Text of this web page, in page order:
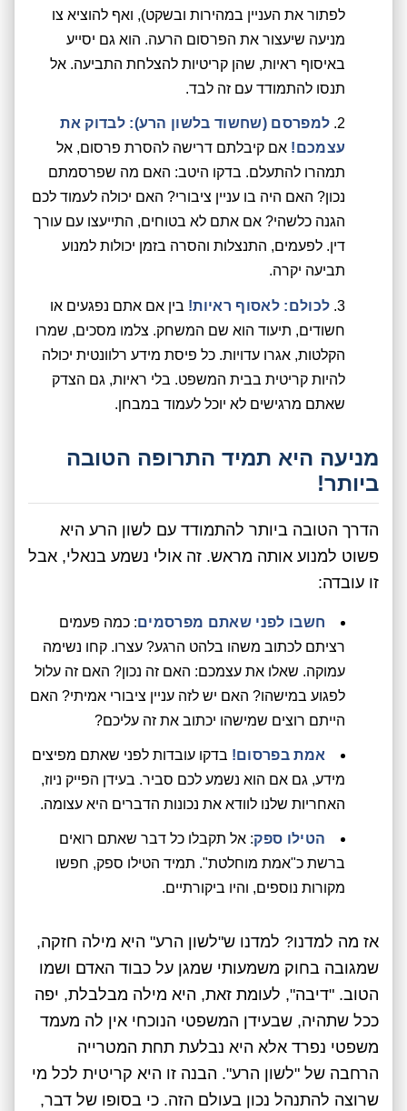
לפתור את העניין במהירות ובשקט), ואף להוציא צו
מניעה שיעצור את הפרסום הרעה. הוא גם יסייע
באיסוף ראיות, שהן קריטיות להצלחת התביעה. אל
תנסו להתמודד עם זה לבד.
למפרסם (שחשוד בלשון הרע): לבדוק את
עצמכם! אם קיבלתם דרישה להסרת פרסום, אל
תמהרו להתעלם. בדקו היטב: האם מה שפרסמתם
נכון? האם היה בו עניין ציבורי? האם יכולה לעמוד לכם
הגנה כלשהי? אם אתם לא בטוחים, התייעצו עם עורך
דין. לפעמים, התנצלות והסרה בזמן יכולות למנוע
תביעה יקרה.
לכולם: לאסוף ראיות! בין אם אתם נפגעים או
חשודים, תיעוד הוא שם המשחק. צלמו מסכים, שמרו
הקלטות, אגרו עדויות. כל פיסת מידע רלוונטית יכולה
להיות קריטית בבית המשפט. בלי ראיות, גם הצדק
שאתם מרגישים לא יוכל לעמוד במבחן.
מניעה היא תמיד התרופה הטובה
ביותר!
הדרך הטובה ביותר להתמודד עם לשון הרע היא
פשוט למנוע אותה מראש. זה אולי נשמע בנאלי, אבל
זו עובדה:
חשבו לפני שאתם מפרסמים: כמה פעמים
רציתם לכתוב משהו בלהט הרגע? עצרו. קחו נשימה
עמוקה. שאלו את עצמכם: האם זה נכון? האם זה עלול
לפגוע במישהו? האם יש לזה עניין ציבורי אמיתי? האם
הייתם רוצים שמישהו יכתוב את זה עליכם?
אמת בפרסום! בדקו עובדות לפני שאתם מפיצים
מידע, גם אם הוא נשמע לכם סביר. בעידן הפייק ניוז,
האחריות שלנו לוודא את נכונות הדברים היא עצומה.
הטילו ספק: אל תקבלו כל דבר שאתם רואים
ברשת כ"אמת מוחלטת". תמיד הטילו ספק, חפשו
מקורות נוספים, והיו ביקורתיים.
אז מה למדנו? למדנו ש"לשון הרע" היא מילה חזקה,
שמגובה בחוק משמעותי שמגן על כבוד האדם ושמו
הטוב. "דיבה", לעומת זאת, היא מילה מבלבלת, יפה
ככל שתהיה, שבעידן המשפטי הנוכחי אין לה מעמד
משפטי נפרד אלא היא נבלעת תחת המטרייה
הרחבה של "לשון הרע". הבנה זו היא קריטית לכל מי
שרוצה להתנהל נכון בעולם הזה. כי בסופו של דבר,